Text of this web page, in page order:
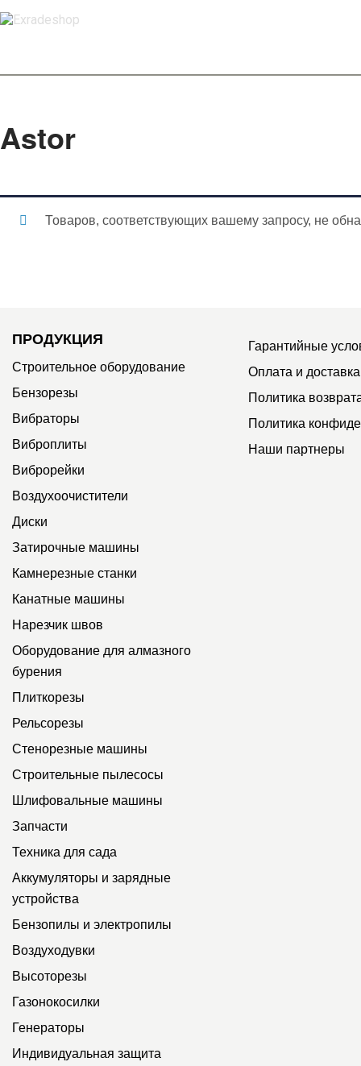
Astor
Товаров, соответствующих вашему запросу, не
ПРОДУКЦИЯ
Строительное оборудование
Бензорезы
Вибраторы
Виброплиты
Виброрейки
Воздухоочистители
Диски
Затирочные машины
Камнерезные станки
Канатные машины
Нарезчик швов
Оборудование для алмазного
бурения
Плиткорезы
Рельсорезы
Стенорезные машины
Строительные пылесосы
Шлифовальные машины
Запчасти
Техника для сада
Аккумуляторы и зарядные
устройства
Бензопилы и электропилы
Воздуходувки
Высоторезы
Газонокосилки
Генераторы
Индивидуальная защита
Гарантийные
Оплата и доставка
Политика
Политика
Наши партнеры